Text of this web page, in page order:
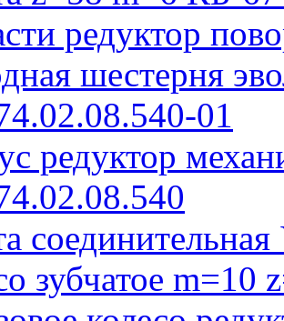
редуктор
шестерня
01
редуктор
соединительная
зубчатое